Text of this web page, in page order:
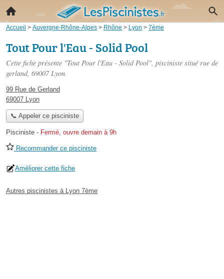
Accueil > Auvergne-Rhône-Alpes > Rhône > Lyon > 7ème
Tout Pour l'Eau - Solid Pool
Cette fiche présente "Tout Pour l'Eau - Solid Pool", pisciniste situé rue de
gerland, 69007 Lyon.
99 Rue de Gerland
69007 Lyon
📞 Appeler ce pisciniste
Pisciniste - Fermé, ouvre demain à 9h
Recommander ce pisciniste
Améliorer cette fiche
Autres piscinistes à Lyon 7ème